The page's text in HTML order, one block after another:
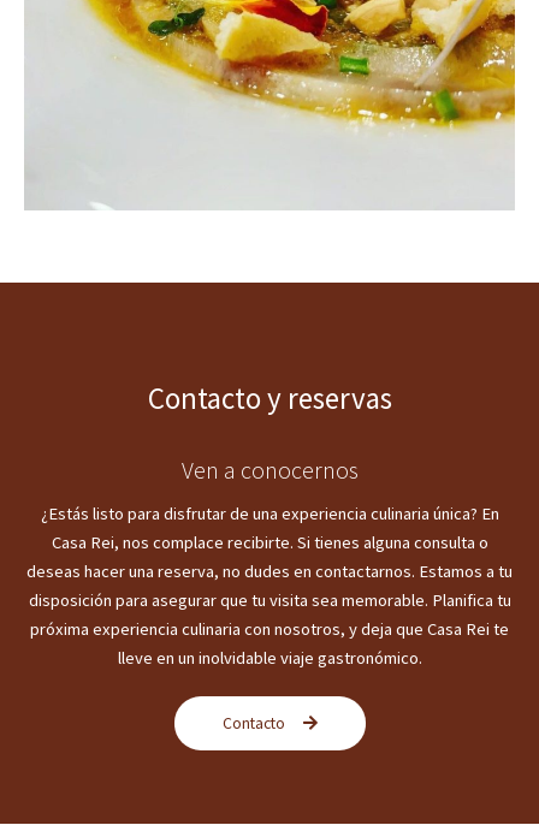
Contacto y reservas
Ven a conocernos
¿Estás listo para disfrutar de una experiencia culinaria única? En
Casa Rei, nos complace recibirte. Si tienes alguna consulta o
deseas hacer una reserva, no dudes en contactarnos. Estamos a tu
disposición para asegurar que tu visita sea memorable. Planifica tu
próxima experiencia culinaria con nosotros, y deja que Casa Rei te
lleve en un inolvidable viaje gastronómico.
Contacto